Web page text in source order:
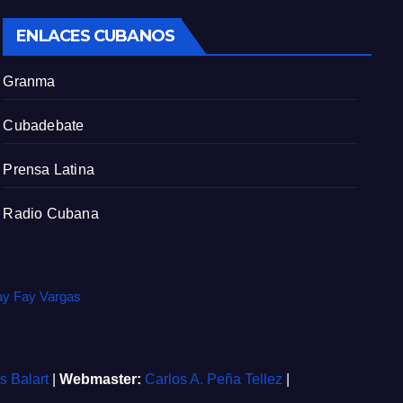
ENLACES CUBANOS
Granma
Cubadebate
Prensa Latina
Radio Cubana
Fay Vargas
Balart Webmaster: Carlos A. Peña Tellez